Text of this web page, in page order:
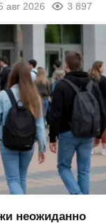
авг 2026 3 897
неожиданно